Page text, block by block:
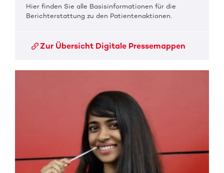
Hier finden Sie alle Basisinformationen für die
Berichterstattung zu den Patientenaktionen.
Zur Übersicht Digitale Pressemappen